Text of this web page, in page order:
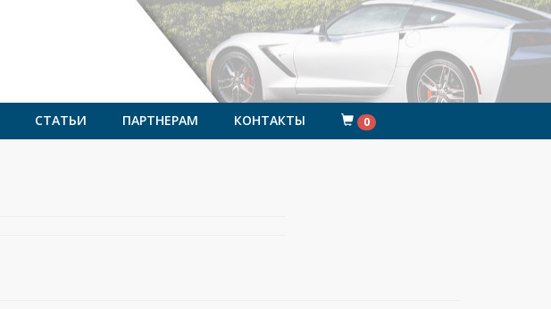
СТАТЬИ ПАРТНЕРАМ КОНТАКТЫ 0